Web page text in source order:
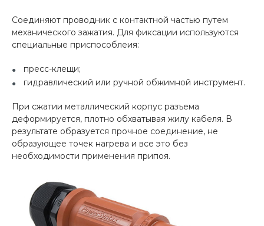
Соединяют проводник с контактной частью путем
механического зажатия. Для фиксации используются
специальные приспособлеия:
пресс-клещи;
гидравлический или ручной обжимной инструмент.
При сжатии металлический корпус разъема
деформируется, плотно обхватывая жилу кабеля. В
результате образуется прочное соединение, не
образующее точек нагрева и все это без
необходимости применения припоя.